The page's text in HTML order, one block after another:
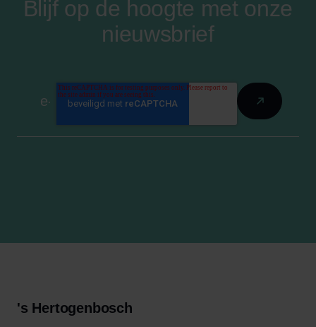
Blijf op de hoogte met onze
nieuwsbrief
's Hertogenbosch